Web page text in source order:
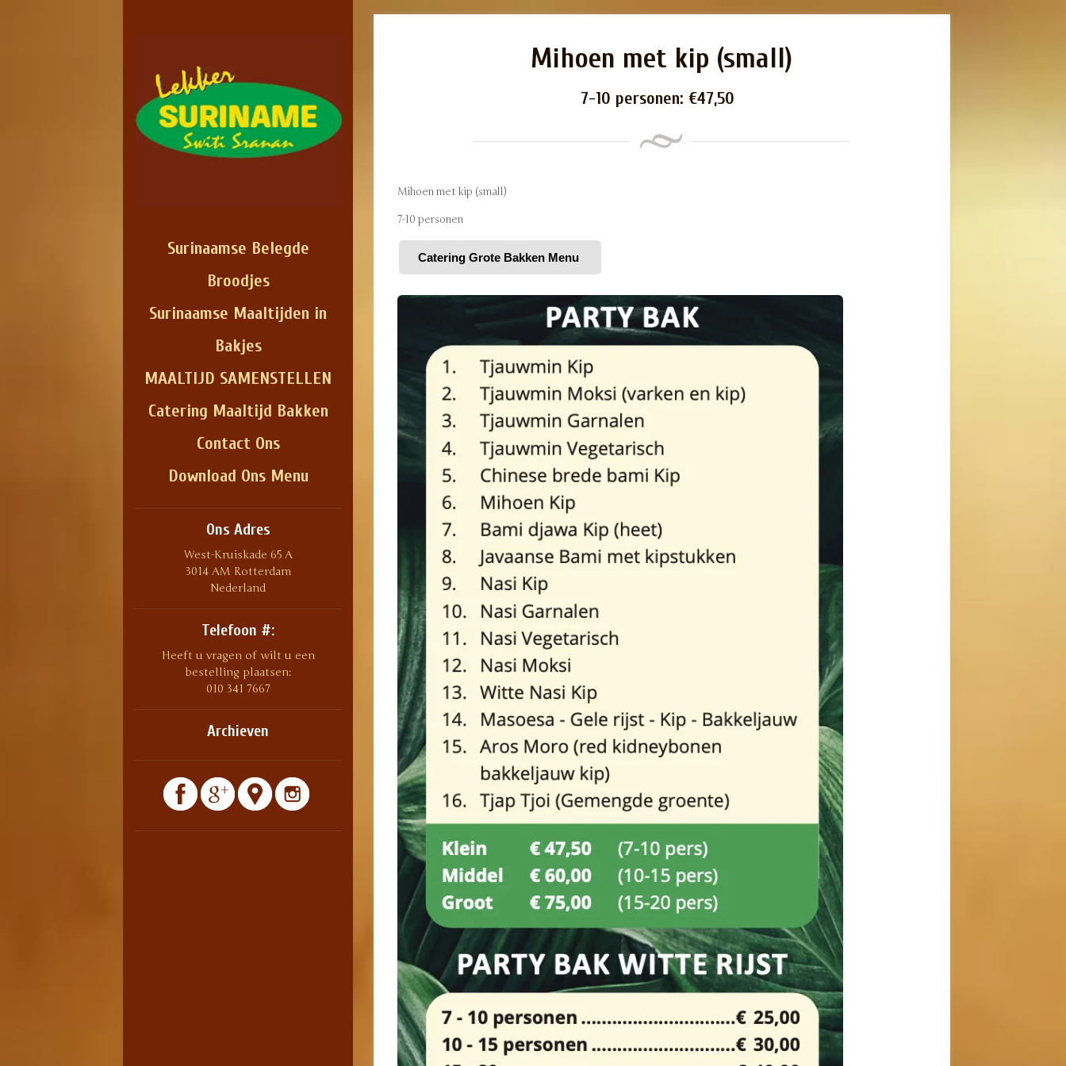
Surinaamse Belegde
Broodjes
Surinaamse Maaltijden in
Bakjes
MAALTIJD SAMENSTELLEN
Catering Maaltijd Bakken
Contact Ons
Download Ons Menu
Ons Adres
West-Kruiskade 65 A
3014 AM Rotterdam
Nederland
Telefoon #:
Heeft u vragen of wilt u een
bestelling plaatsen:
010 341 7667
Archieven
Mihoen met kip (small)
7-10 personen:€47,50
Mihoen met kip (small)
7-10 personen
Catering Grote Bakken Menu